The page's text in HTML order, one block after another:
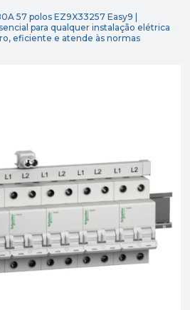
57 polos EZ9X33257 Easy9 |
para qualquer instalação elétrica
eficiente e atende às normas